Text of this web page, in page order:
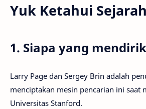
Yuk Ketahui
1. Siapa yang
Larry Page dan Sergey Brin adalah
menciptakan mesin pencarian ini saat
Universitas Stanford.